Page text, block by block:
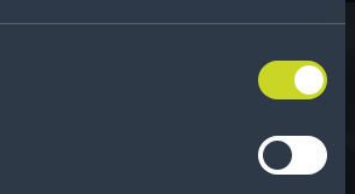
tietoa merkinnöistä, renkaista ja